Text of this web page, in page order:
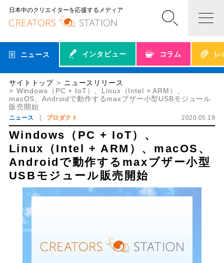
日本中のクリエイターを応援するメディア
ニュース インタビュー コラム レ
サイトトップ
ニュースリリース
Windows（PC + IoT）、Linux（Intel + ARM）、
macOS、Androidで動作するmaxブザー小型USBモジュール
販売開始
ニュース プロダクト 2020.05.19
Windows（PC + IoT）、
Linux（Intel + ARM）、macOS、
Androidで動作するmaxブザー小型
USBモジュール販売開始